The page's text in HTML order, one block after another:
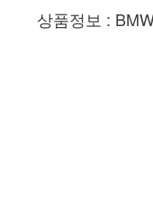
상품정보 :